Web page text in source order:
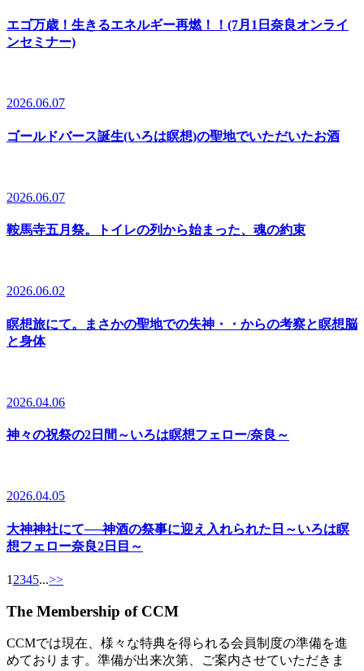
エゴ万歳！生きるエネルギー再燃！！(7月1日奈良オンライ
ンセミナー)
2026.06.07
ゴールドバース誕生(いろは瞑想)の聖地でいただいたお酒
2026.06.07
鞍馬寺五月祭。トイレの列から始まった、魂の約束
2026.06.02
瞑想旅にて。まさかの聖地での失神・・からの考察と瞑想脳
と身体
2026.04.06
神々の祝祭の2日間～いろは瞑想フェロー/奈良～
2026.04.05
大神神社にて──神酒の祭事に迎え入れられた日～いろは瞑
想フェロー奈良2日目～
1 2345...>>
The Membership of CCM
CCMでは現在、様々な特典を得られる会員制度の準備を進
めております。準備が出来次第、ご案内させていただきま